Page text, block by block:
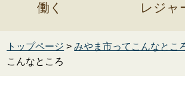
働く レジャ
トップページ >みやま市ってこんなとこ
こんなところ